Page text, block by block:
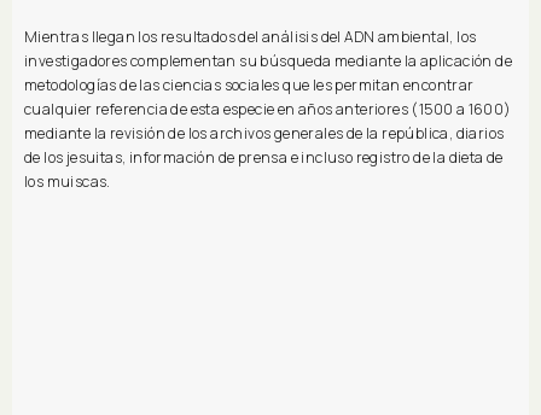
Mientras llegan los resultados del análisis del ADN ambiental, los
investigadores complementan su búsqueda mediante la aplicación de
metodologías de las ciencias sociales que les permitan encontrar
cualquier referencia de esta especie en años anteriores (1500 a 1600)
mediante la revisión de los archivos generales de la república, diarios
de los jesuitas, información de prensa e incluso registro de la dieta de
los muiscas.